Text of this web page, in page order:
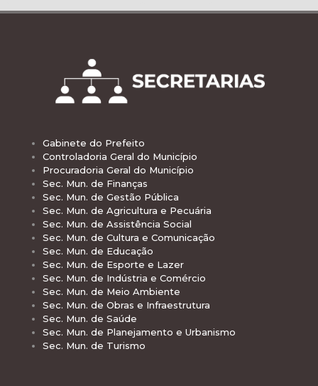
Gabinete do Prefeito
Controladoria Geral do Município
Procuradoria Geral do Município
Sec. Mun. de Finanças
Sec. Mun. de Gestão Pública
Sec. Mun. de Agricultura e Pecuária
Sec. Mun. de Assistência Social
Sec. Mun. de Cultura e Comunicação
Sec. Mun. de Educação
Sec. Mun. de Esporte e Lazer
Sec. Mun. de Indústria e Comércio
Sec. Mun. de Meio Ambiente
Sec. Mun. de Obras e Infraestrutura
Sec. Mun. de Saúde
Sec. Mun. de Planejamento e Urbanismo
Sec. Mun. de Turismo